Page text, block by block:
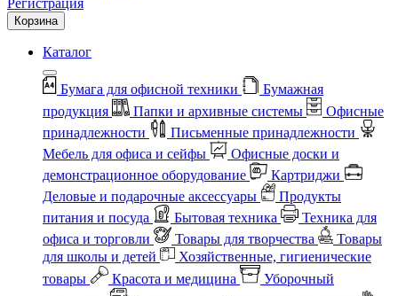
Регистрация
Корзина
Каталог
Бумага для офисной техники
Бумажная
продукция
Папки и архивные системы
Офисные
принадлежности
Письменные принадлежности
Мебель для офиса и сейфы
Офисные доски и
демонстрационное оборудование
Картриджи
Деловые и подарочные аксессуары
Продукты
питания и посуда
Бытовая техника
Техника для
офиса и торговли
Товары для творчества
Товары
для школы и детей
Хозяйственные, гигиенические
товары
Красота и медицина
Уборочный